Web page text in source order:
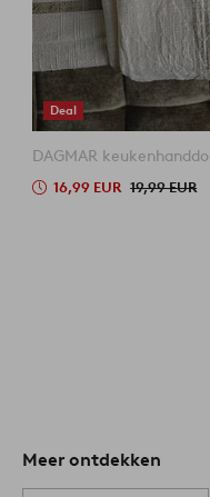
Deal
DAGMAR
16,99 EUR 19,99 EUR
Meer ontdekken